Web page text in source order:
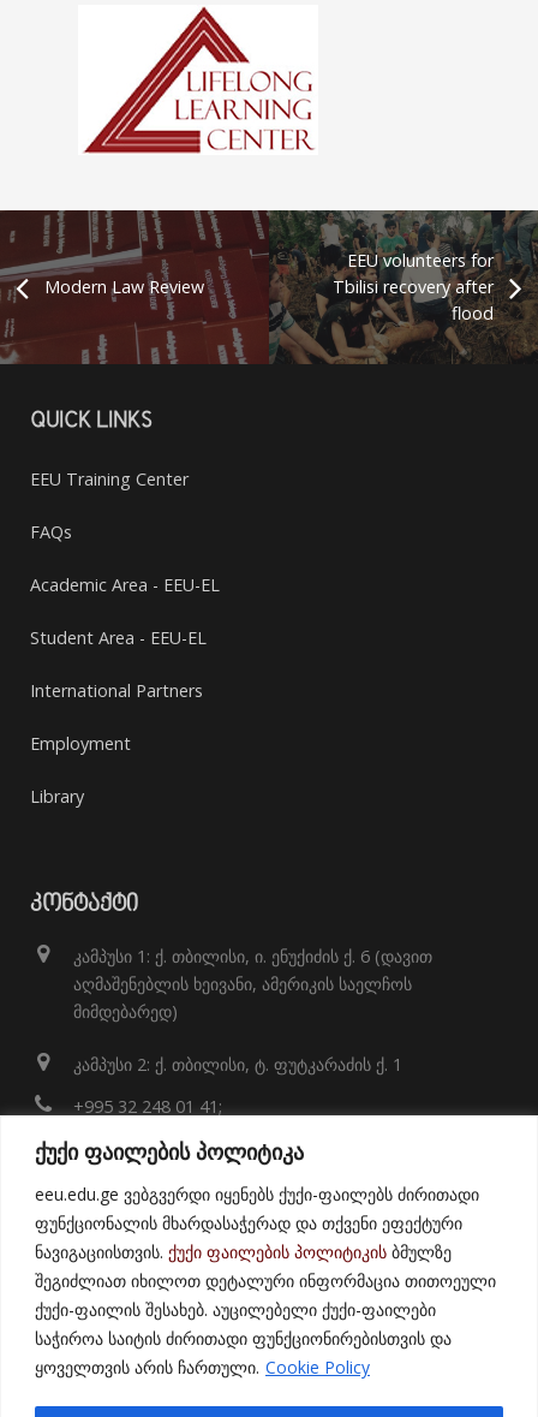
ქუქი ფაილების პოლიტიკა
eeu.edu.ge ვებგვერდი იყენებს ქუქი-ფაილებს ძირითადი
ფუნქციონალის მხარდასაჭერად და თქვენი ეფექტური
ნავიგაციისთვის. ქუქი ფაილების პოლიტიკის ბმულზე
შეგიძლიათ იხილოთ დეტალური ინფორმაცია თითოეული
ქუქი-ფაილის შესახებ. აუცილებელი ქუქი-ფაილები
საჭიროა საიტის ძირითადი ფუნქციონირებისთვის და
ყოველთვის არის ჩართული. Cookie Policy
Modern Law Review
EEU volunteers for
Tbilisi recovery after
flood
QUICK LINKS
EEU Training Center
FAQs
Academic Area - EEU-EL
Student Area - EEU-EL
International Partners
Employment
Library
ᲙᲝᲜᲢᲐᲥᲢᲘ
კამპუსი 1: ქ. თბილისი, ი. ენუქიძის ქ. 6 (დავით
აღმაშენებლის ხეივანი, ამერიკის საელჩოს
მიმდებარედ)
კამპუსი 2: ქ. თბილისი, ტ. ფუტკარაძის ქ. 1
+995 32 248 01 41;
info@eeu.edu.ge
Map